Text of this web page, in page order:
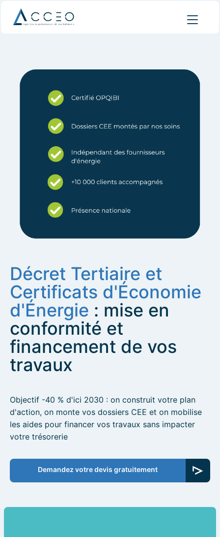
Décret Tertiaire et
Certificats d'Économie
d'Énergie : mise en
conformité et
financement de vos
travaux
Objectif -40 % d'ici 2030 : on construit votre plan
d'action, on monte vos dossiers CEE et on mobilise
les aides pour financer vos travaux sans impacter
votre trésorerie
Demandez votre devis gratuitement